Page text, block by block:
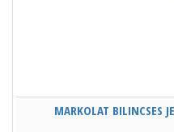
MARKOLAT BILINCSES